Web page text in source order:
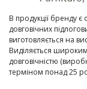
В продукції бренду
довговічних
виготовляється на
Виділяється
довговічністю
терміном понад 25